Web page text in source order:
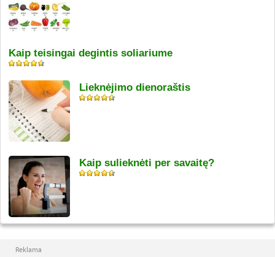
Kaip teisingai degintis soliariume
Lieknėjimo dienoraštis
Kaip sulieknėti per savaitę?
Reklama